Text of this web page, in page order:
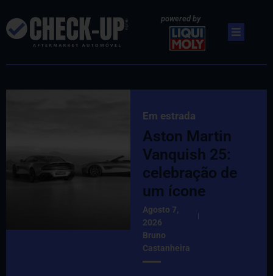
powered by
Em estrada
Aston Martin
Vanquish 25:
celebração de
um ícone
Agosto 7,
2026
Bruno
Castanheira